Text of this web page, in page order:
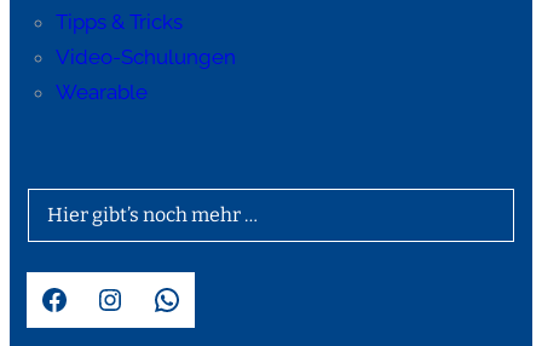
Tipps & Tricks
Video-Schulungen
Wearable
Hier gibt’s noch mehr …
Facebook Instagram WhatsApp